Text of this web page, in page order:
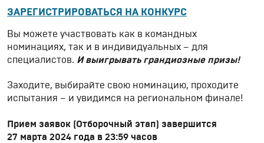
ЗАРЕГИСТРИРОВАТЬСЯ НА КОНКУРС
Вы можете участвовать как в командных
номинациях, так и в индивидуальных – для
специалистов. И выигрывать грандиозные призы!
Заходите, выбирайте свою номинацию, проходите
испытания – и увидимся на региональном финале!
Прием заявок (Отборочный этап) завершится
27 марта 2024 года в 23:59 часов